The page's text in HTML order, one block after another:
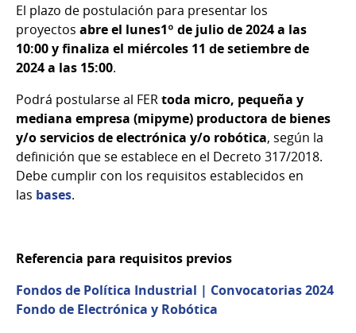
El plazo de postulación para presentar los
proyectos abre el lunes1º de julio de 2024 a las
10:00 y finaliza el miércoles 11 de setiembre de
2024 a las 15:00.
Podrá postularse al FERtoda micro, pequeña y
mediana empresa (mipyme) productora de bienes
y/o servicios de electrónica y/o robótica, según la
definición que se establece en el Decreto 317/2018.
Debe cumplir con los requisitos establecidos en
las bases.
Referencia para requisitos previos
Fondos de Política Industrial | Convocatorias 2024
Fondo de Electrónica y Robótica